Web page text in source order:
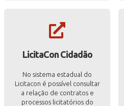
LicitaCon Cidadão
No sistema estadual do
Licitacon é possível consultar
a relação de contratos e
processos licitatórios do